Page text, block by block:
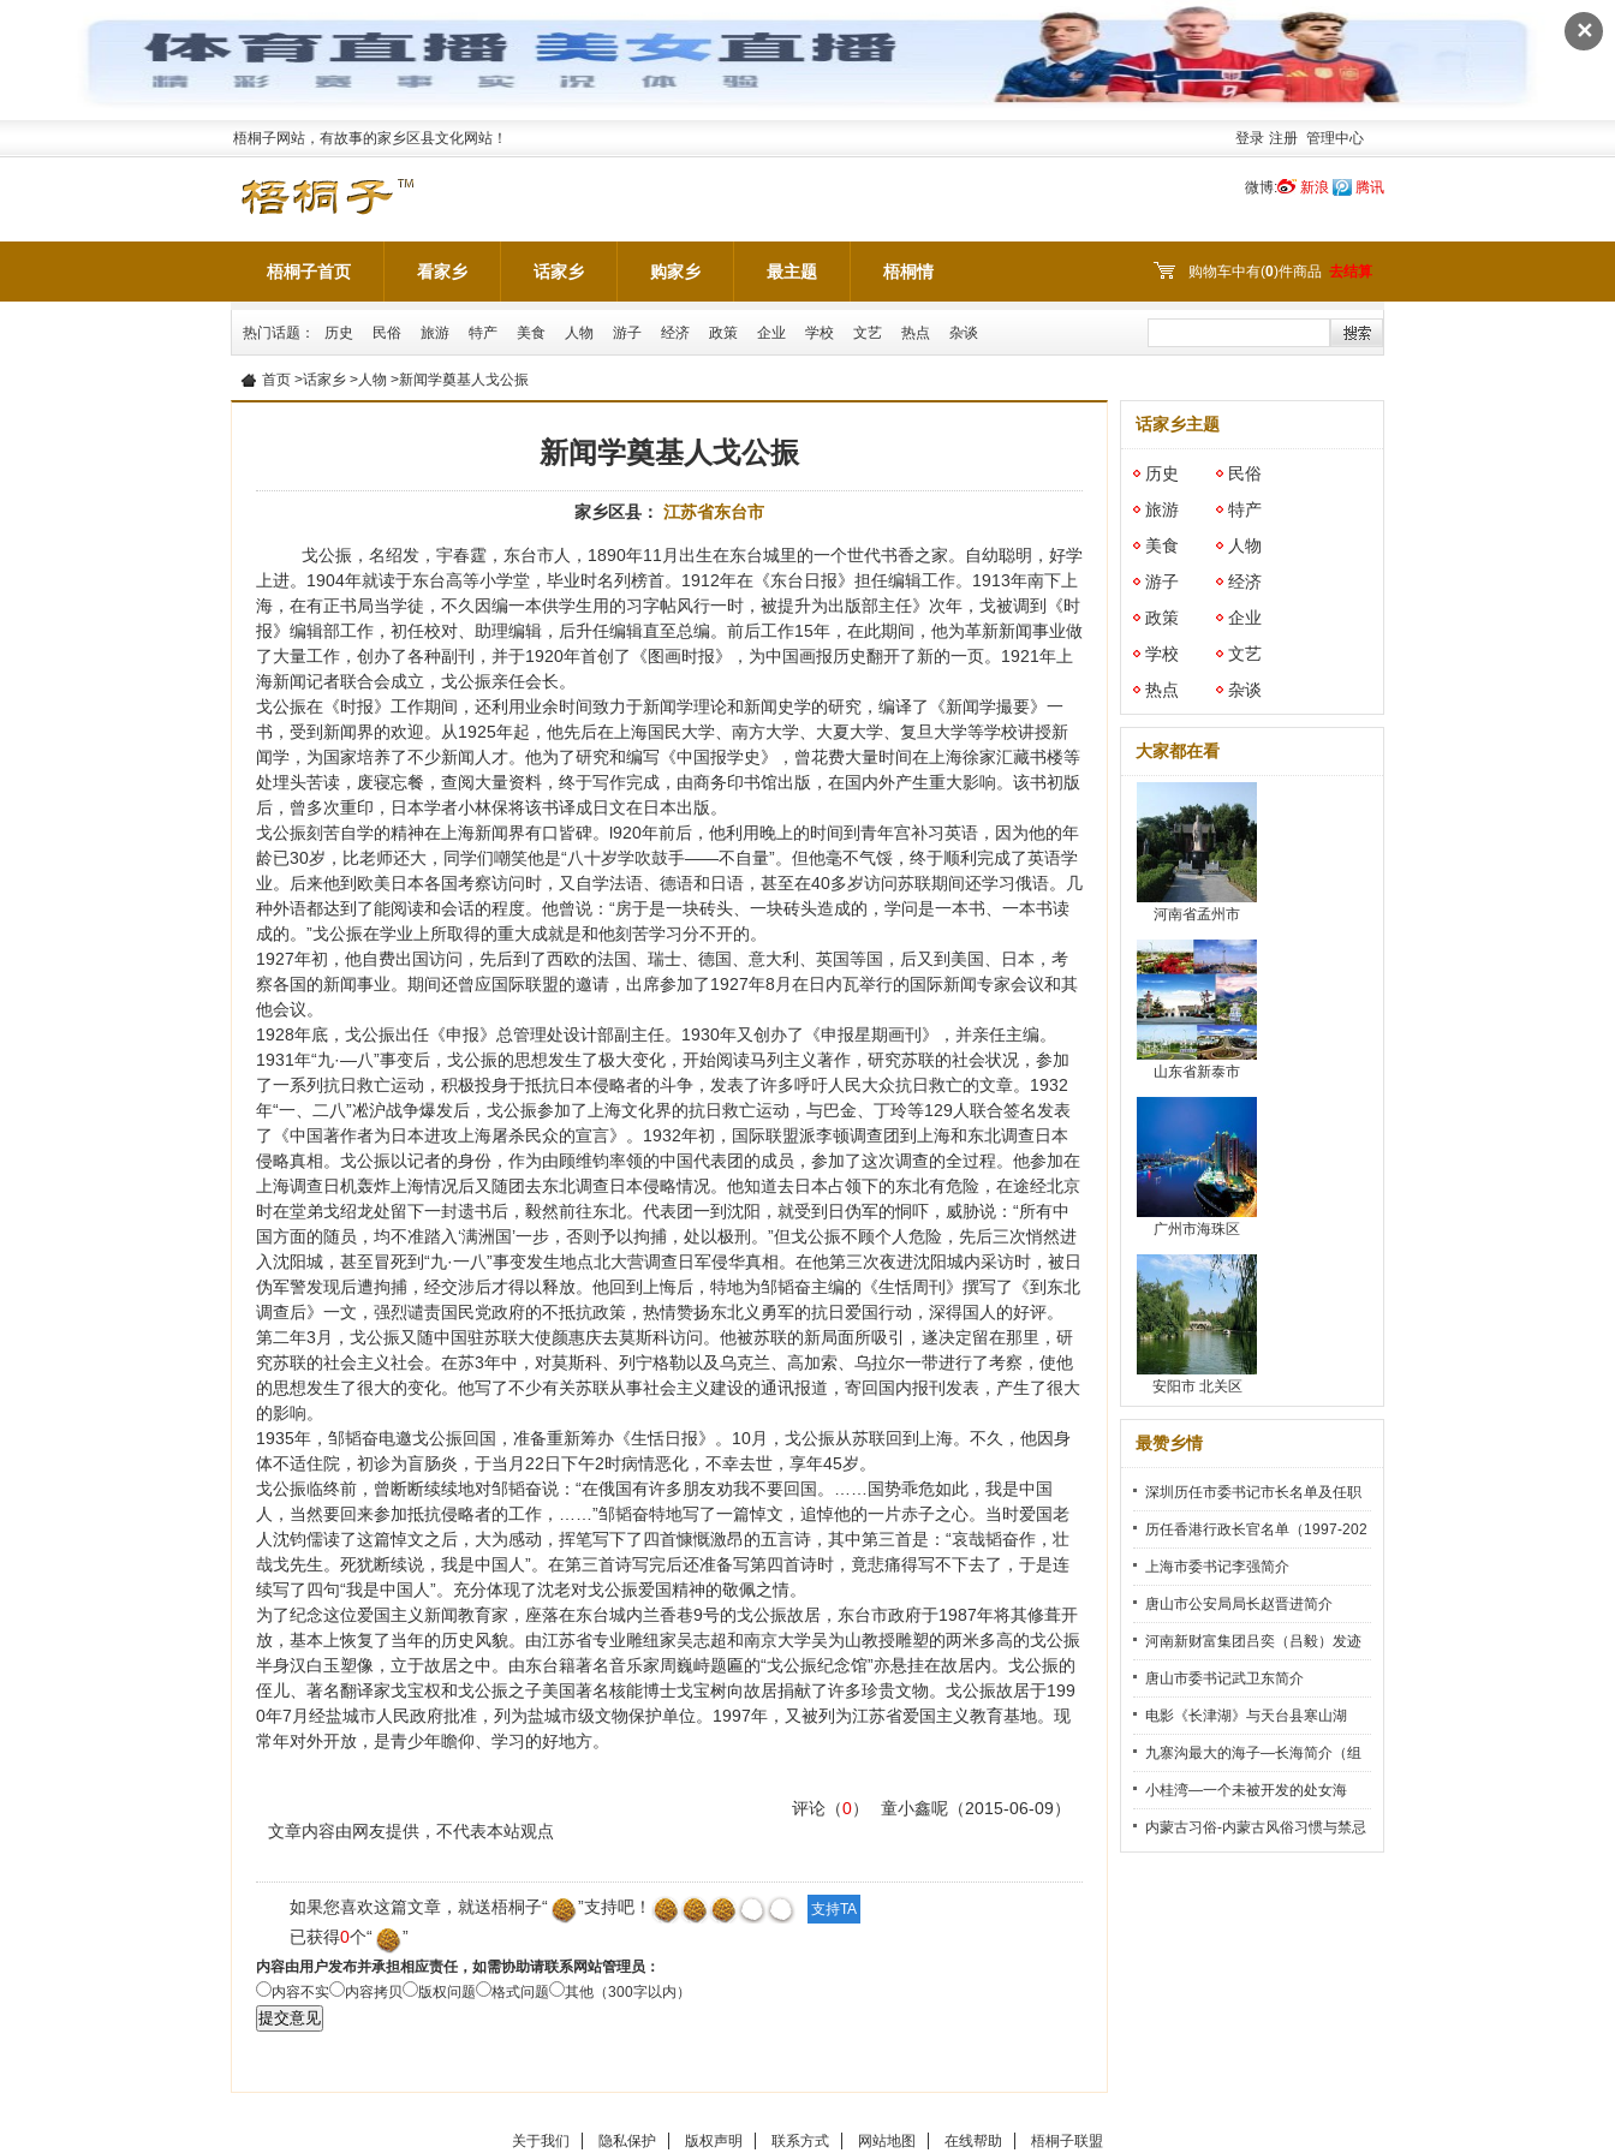
✕
梧桐子网站，有故事的家乡区县文化网站！ 登录 注册 管理中心
微博: 新浪 腾讯
梧桐子首页 看家乡 话家乡 购家乡 最主题 梧桐情 购物车中有(0)件商品 去结算
热门话题： 历史 民俗 旅游 特产 美食 人物 游子 经济 政策 企业 学校 文艺 热点 杂谈
首页 >话家乡 >人物 >新闻学奠基人戈公振
新闻学奠基人戈公振
家乡区县： 江苏省东台市
戈公振，名绍发，宇春霆，东台市人，1890年11月出生在东台城里的一个世代书香之家。自幼聪明，好学
上进。1904年就读于东台高等小学堂，毕业时名列榜首。1912年在《东台日报》担任编辑工作。1913年南下上
海，在有正书局当学徒，不久因编一本供学生用的习字帖风行一时，被提升为出版部主任》次年，戈被调到《时
报》编辑部工作，初任校对、助理编辑，后升任编辑直至总编。前后工作15年，在此期间，他为革新新闻事业做
了大量工作，创办了各种副刊，并于1920年首创了《图画时报》，为中国画报历史翻开了新的一页。1921年上
海新闻记者联合会成立，戈公振亲任会长。
戈公振在《时报》工作期间，还利用业余时间致力于新闻学理论和新闻史学的研究，编译了《新闻学撮要》一
书，受到新闻界的欢迎。从1925年起，他先后在上海国民大学、南方大学、大夏大学、复旦大学等学校讲授新
闻学，为国家培养了不少新闻人才。他为了研究和编写《中国报学史》，曾花费大量时间在上海徐家汇藏书楼等
处埋头苦读，废寝忘餐，查阅大量资料，终于写作完成，由商务印书馆出版，在国内外产生重大影响。该书初版
后，曾多次重印，日本学者小林保将该书译成日文在日本出版。
戈公振刻苦自学的精神在上海新闻界有口皆碑。l920年前后，他利用晚上的时间到青年宫补习英语，因为他的年
龄已30岁，比老师还大，同学们嘲笑他是“八十岁学吹鼓手——不自量”。但他毫不气馁，终于顺利完成了英语学
业。后来他到欧美日本各国考察访问时，又自学法语、德语和日语，甚至在40多岁访问苏联期间还学习俄语。几
种外语都达到了能阅读和会话的程度。他曾说：“房于是一块砖头、一块砖头造成的，学问是一本书、一本书读
成的。”戈公振在学业上所取得的重大成就是和他刻苦学习分不开的。
1927年初，他自费出国访问，先后到了西欧的法国、瑞士、德国、意大利、英国等国，后又到美国、日本，考
察各国的新闻事业。期间还曾应国际联盟的邀请，出席参加了1927年8月在日内瓦举行的国际新闻专家会议和其
他会议。
1928年底，戈公振出任《申报》总管理处设计部副主任。1930年又创办了《申报星期画刊》，并亲任主编。
1931年“九·—八”事变后，戈公振的思想发生了极大变化，开始阅读马列主义著作，研究苏联的社会状况，参加
了一系列抗日救亡运动，积极投身于抵抗日本侵略者的斗争，发表了许多呼吁人民大众抗日救亡的文章。1932
年“一、二八”凇沪战争爆发后，戈公振参加了上海文化界的抗日救亡运动，与巴金、丁玲等129人联合签名发表
了《中国著作者为日本进攻上海屠杀民众的宣言》。1932年初，国际联盟派李顿调查团到上海和东北调查日本
侵略真相。戈公振以记者的身份，作为由顾维钧率领的中国代表团的成员，参加了这次调查的全过程。他参加在
上海调查日机轰炸上海情况后又随团去东北调查日本侵略情况。他知道去日本占领下的东北有危险，在途经北京
时在堂弟戈绍龙处留下一封遗书后，毅然前往东北。代表团一到沈阳，就受到日伪军的恫吓，威胁说：“所有中
国方面的随员，均不准踏入‘满洲国’一步，否则予以拘捕，处以极刑。”但戈公振不顾个人危险，先后三次悄然进
入沈阳城，甚至冒死到“九·一八”事变发生地点北大营调查日军侵华真相。在他第三次夜进沈阳城内采访时，被日
伪军警发现后遭拘捕，经交涉后才得以释放。他回到上悔后，特地为邹韬奋主编的《生恬周刊》撰写了《到东北
调查后》一文，强烈谴责国民党政府的不抵抗政策，热情赞扬东北义勇军的抗日爱国行动，深得国人的好评。
第二年3月，戈公振又随中国驻苏联大使颜惠庆去莫斯科访问。他被苏联的新局面所吸引，遂决定留在那里，研
究苏联的社会主义社会。在苏3年中，对莫斯科、列宁格勒以及乌克兰、高加索、乌拉尔一带进行了考察，使他
的思想发生了很大的变化。他写了不少有关苏联从事社会主义建设的通讯报道，寄回国内报刊发表，产生了很大
的影响。
1935年，邹韬奋电邀戈公振回国，准备重新筹办《生恬日报》。10月，戈公振从苏联回到上海。不久，他因身
体不适住院，初诊为盲肠炎，于当月22日下午2时病情恶化，不幸去世，享年45岁。
戈公振临终前，曾断断续续地对邹韬奋说：“在俄国有许多朋友劝我不要回国。……国势乖危如此，我是中国
人，当然要回来参加抵抗侵略者的工作，……”邹韬奋特地写了一篇悼文，追悼他的一片赤子之心。当时爱国老
人沈钧儒读了这篇悼文之后，大为感动，挥笔写下了四首慷慨激昂的五言诗，其中第三首是：“哀哉韬奋作，壮
哉戈先生。死犹断续说，我是中国人”。在第三首诗写完后还准备写第四首诗时，竟悲痛得写不下去了，于是连
续写了四句“我是中国人”。充分体现了沈老对戈公振爱国精神的敬佩之情。
为了纪念这位爱国主义新闻教育家，座落在东台城内兰香巷9号的戈公振故居，东台市政府于1987年将其修葺开
放，基本上恢复了当年的历史风貌。由江苏省专业雕纽家吴志超和南京大学吴为山教授雕塑的两米多高的戈公振
半身汉白玉塑像，立于故居之中。由东台籍著名音乐家周巍峙题匾的“戈公振纪念馆”亦悬挂在故居内。戈公振的
侄儿、著名翻译家戈宝权和戈公振之子美国著名核能博士戈宝树向故居捐献了许多珍贵文物。戈公振故居于199
0年7月经盐城市人民政府批准，列为盐城市级文物保护单位。1997年，又被列为江苏省爱国主义教育基地。现
常年对外开放，是青少年瞻仰、学习的好地方。
童小鑫呢 （2015-06-09）
评论（0）
文章内容由网友提供，不代表本站观点
如果您喜欢这篇文章，就送梧桐子“
”支持吧！
已获得0个“ ”
内容由用户发布并承担相应责任，如需协助请联系网站管理员：
内容不实
内容拷贝 版权问题 格式问题 其他（300字以内）
话家乡主题
历史
民俗
旅游
特产
美食
人物
游子
经济
政策
企业
学校
文艺
热点
杂谈
大家都在看
河南省孟州市
山东省新泰市
广州市海珠区
安阳市 北关区
最赞乡情
深圳历任市委书记市长名单及任职
时间
历任香港行政长官名单（1997-202
2）
上海市委书记李强简介
唐山市公安局局长赵晋进简介
河南新财富集团吕奕（吕毅）发迹
史
唐山市委书记武卫东简介
电影《长津湖》与天台县寒山湖
九寨沟最大的海子—长海简介（组
图）
小桂湾—一个未被开发的处女海
内蒙古习俗-内蒙古风俗习惯与禁忌
关于我们 隐私保护 版权声明 联系方式 网站地图 在线帮助 梧桐子联盟